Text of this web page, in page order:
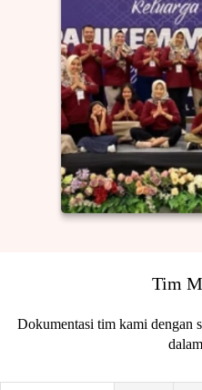
Tim
Dokumentasi tim kami dengan